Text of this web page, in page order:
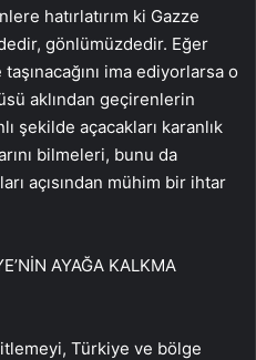
hatırlatırım ki Gazze
gönlümüzdedir. Eğer
taşınacağını ima ediyorlarsa o
aklından geçirenlerin
şekilde açacakları karanlık
bilmeleri, bunu da
açısından mühim bir ihtar
AYAĞA KALKMA
Türkiye ve bölge